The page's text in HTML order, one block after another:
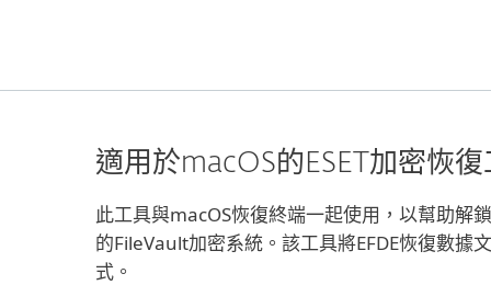
適用於macOS的ESET加密恢
此工具與macOS恢復終端一起使用，以幫助解
的FileVault加密系統。該工具將EFDE恢復數據
式。